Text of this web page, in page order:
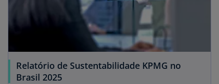
n
a
g
u
Relatório de Sustentabilidade KPMG no
Brasil 2025